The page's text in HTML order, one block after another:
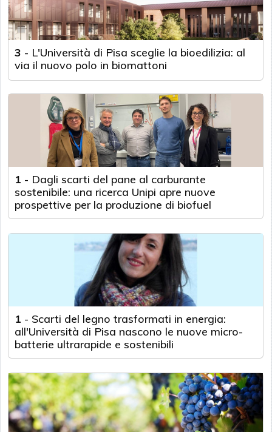
3 - L'Università di Pisa sceglie la bioedilizia: al
via il nuovo polo in biomattoni
1 - Dagli scarti del pane al carburante
sostenibile: una ricerca Unipi apre nuove
prospettive per la produzione di biofuel
1 - Scarti del legno trasformati in energia:
all'Università di Pisa nascono le nuove micro-
batterie ultrarapide e sostenibili